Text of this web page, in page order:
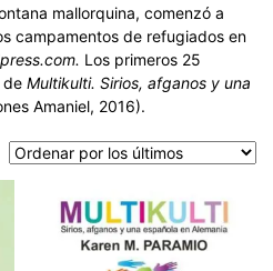
mallorquina, comenzó a
campamentos de refugiados en
Los primeros 25
de Multikulti. Sirios, afganos y una
Amaniel, 2016).